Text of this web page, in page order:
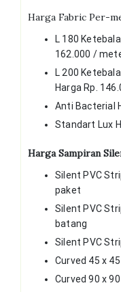
Harga Fabric Per-
L 180
162.000 /
L 200
Harga Rp.
Anti Bacterial
Standart Lux
Harga Sampiran
Silent PVC
paket
Silent PVC
batang
Silent PVC
Curved 45 x
Curved 90 x